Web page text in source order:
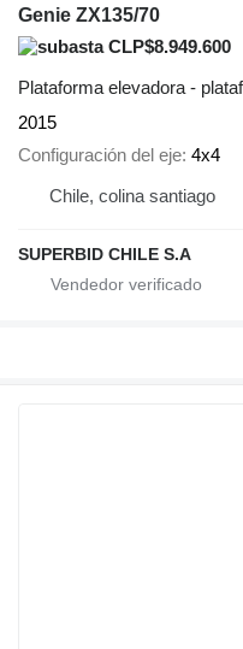
Genie ZX135/70
CLP$8.949.600
Plataforma elevadora -
2015
Configuración del eje 4x4
Chile, colina santiago
SUPERBID CHILE S.A